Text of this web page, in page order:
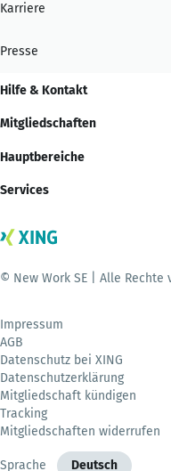
Karriere
Presse
Hilfe & Kontakt
Mitgliedschaften
Hauptbereiche
Services
© New Work SE | Alle Rechte
Impressum
AGB
Datenschutz bei XING
Datenschutzerklärung
Mitgliedschaft kündigen
Tracking
Mitgliedschaften widerrufen
Sprache Deutsch